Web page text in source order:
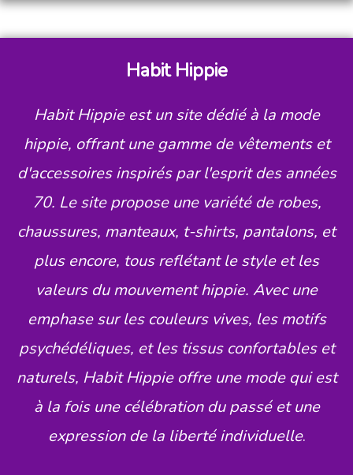
Habit Hippie
Habit Hippie est un site dédié à la mode
hippie, offrant une gamme de vêtements et
d'accessoires inspirés par l'esprit des années
70. Le site propose une variété de robes,
chaussures, manteaux, t-shirts, pantalons, et
plus encore, tous reflétant le style et les
valeurs du mouvement hippie. Avec une
emphase sur les couleurs vives, les motifs
psychédéliques, et les tissus confortables et
naturels, Habit Hippie offre une mode qui est
à la fois une célébration du passé et une
expression de la liberté individuelle.